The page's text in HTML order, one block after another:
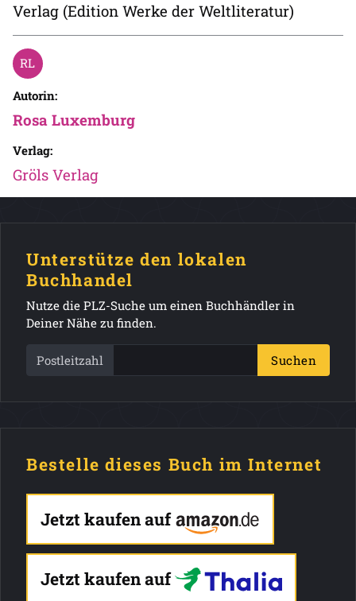
Verlag (Edition Werke der Weltliteratur)
Autorin:
Rosa Luxemburg
Verlag:
Gröls Verlag
Unterstütze den lokalen
Buchhandel
Nutze die PLZ-Suche um einen Buchhändler in
Deiner Nähe zu finden.
Postleitzahl Suchen
Bestelle dieses Buch im Internet
Jetzt kaufen auf
Jetzt kaufen auf